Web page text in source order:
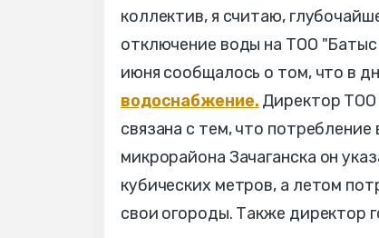
коллектив, я считаю,
отключение воды на ТОО
июня сообщалось о том, что в
водоснабжение. Директор ТОО
связана с тем, что
микрорайона Зачаганска он
кубических метров, а летом
свои огороды. Также директор